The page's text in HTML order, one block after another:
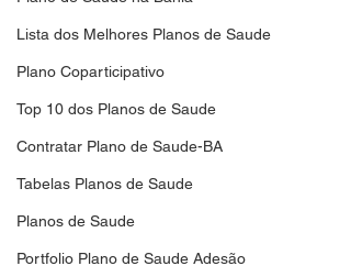
Lista dos Melhores Planos de Saude
Plano Coparticipativo
Top 10 dos Planos de Saude
Contratar Plano de Saude-BA
Tabelas Planos de Saude
Planos de Saude
Portfolio Plano de Saude Adesão